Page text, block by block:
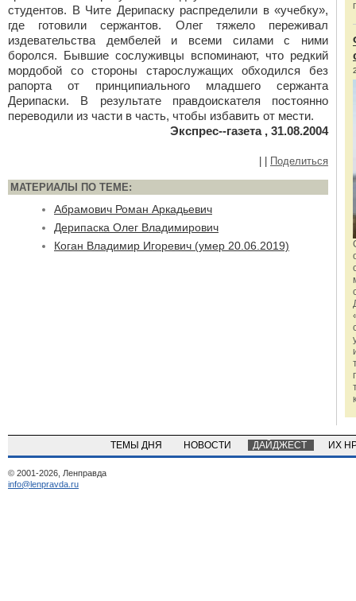
студентов. В Чите Дерипаску распределили в «учебку»,
где готовили сержантов. Олег тяжело переживал
издевательства дембелей и всеми силами с ними
боролся. Бывшие сослуживцы вспоминают, что редкий
мордобой со стороны старослужащих обходился без
рапорта от принципиального младшего сержанта
Дерипаски. В результате правдоискателя постоянно
переводили из части в часть, чтобы избавить от мести.
Экспрес--газета , 31.08.2004
Поделиться
МАТЕРИАЛЫ ПО ТЕМЕ:
Абрамович Роман Аркадьевич
Дерипаска Олег Владимирович
Коган Владимир Игоревич (умер 20.06.2019)
ТЕМЫ ДНЯ НОВОСТИ ДАЙДЖЕСТ ИХ
© 2001-2026, Ленправда
info@lenpravda.ru